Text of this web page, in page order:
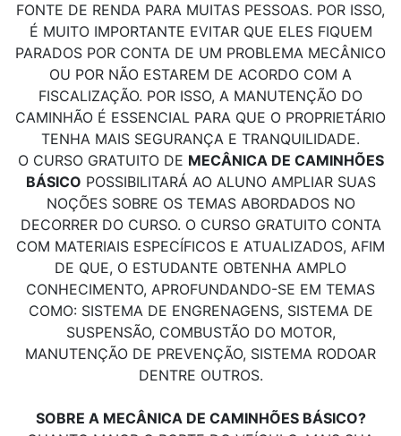
FONTE DE RENDA PARA MUITAS PESSOAS. POR ISSO,
É MUITO IMPORTANTE EVITAR QUE ELES FIQUEM
PARADOS POR CONTA DE UM PROBLEMA MECÂNICO
OU POR NÃO ESTAREM DE ACORDO COM A
FISCALIZAÇÃO. POR ISSO, A MANUTENÇÃO DO
CAMINHÃO É ESSENCIAL PARA QUE O PROPRIETÁRIO
TENHA MAIS SEGURANÇA E TRANQUILIDADE.
O CURSO GRATUITO DE MECÂNICA DE CAMINHÕES
BÁSICO POSSIBILITARÁ AO ALUNO AMPLIAR SUAS
NOÇÕES SOBRE OS TEMAS ABORDADOS NO
DECORRER DO CURSO. O CURSO GRATUITO CONTA
COM MATERIAIS ESPECÍFICOS E ATUALIZADOS, AFIM
DE QUE, O ESTUDANTE OBTENHA AMPLO
CONHECIMENTO, APROFUNDANDO-SE EM TEMAS
COMO: SISTEMA DE ENGRENAGENS, SISTEMA DE
SUSPENSÃO, COMBUSTÃO DO MOTOR,
MANUTENÇÃO DE PREVENÇÃO, SISTEMA RODOAR
DENTRE OUTROS.
SOBRE A MECÂNICA DE CAMINHÕES BÁSICO?